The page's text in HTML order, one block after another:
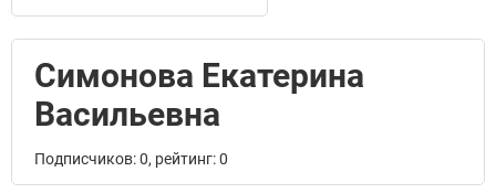
Симонова Екатерина
Васильевна
Подписчиков: 0, рейтинг: 0